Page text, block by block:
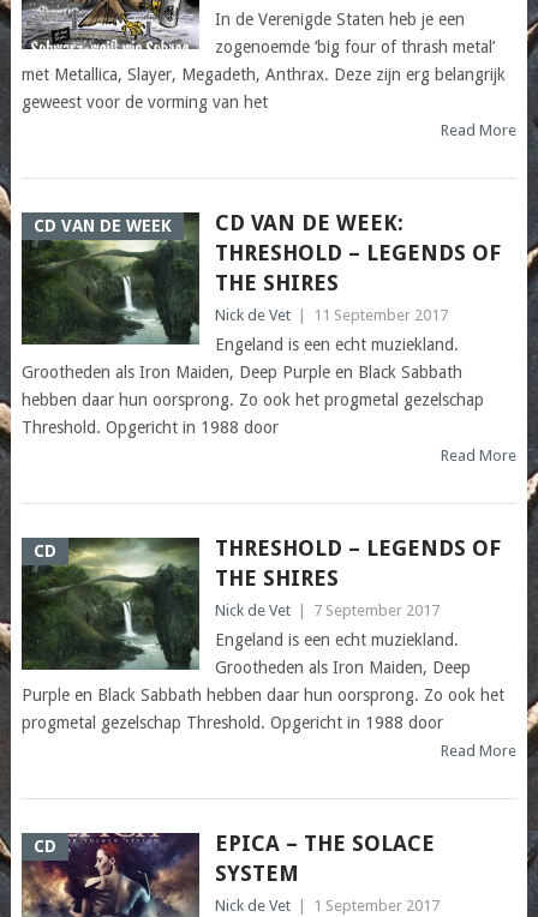
In de Verenigde Staten heb je een
zogenoemde ‘big four of thrash metal’
met Metallica, Slayer, Megadeth, Anthrax. Deze zijn erg belangrijk
geweest voor de vorming van het
Read More
CD VAN DE WEEK
CD VAN DE WEEK:
THRESHOLD – LEGENDS OF
THE SHIRES
Nick de Vet 11 September 2017
Engeland is een echt muziekland.
Grootheden als Iron Maiden, Deep Purple en Black Sabbath
hebben daar hun oorsprong. Zo ook het progmetal gezelschap
Threshold. Opgericht in 1988 door
Read More
CD
THRESHOLD – LEGENDS OF
THE SHIRES
Nick de Vet 7 September 2017
Engeland is een echt muziekland.
Grootheden als Iron Maiden, Deep
Purple en Black Sabbath hebben daar hun oorsprong. Zo ook het
progmetal gezelschap Threshold. Opgericht in 1988 door
Read More
CD
EPICA – THE SOLACE
SYSTEM
Nick de Vet 1 September 2017